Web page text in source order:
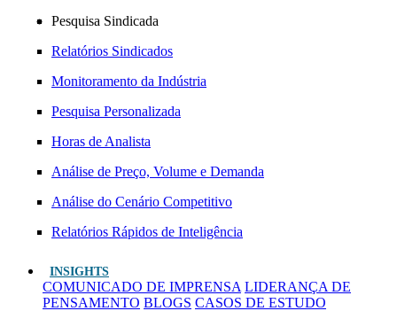
Pesquisa Sindicada
Relatórios Sindicados
Monitoramento da Indústria
Pesquisa Personalizada
Horas de Analista
Análise de Preço, Volume e Demanda
Análise do Cenário Competitivo
Relatórios Rápidos de Inteligência
INSIGHTS
COMUNICADO DE IMPRENSA LIDERANÇA DE
PENSAMENTO BLOGS CASOS DE ESTUDO